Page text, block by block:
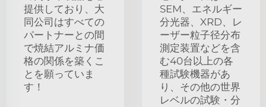
提供しており、大
同公司はすべての
パートナーとの間
で焼結アルミナ価
格の関係を築くこ
とを願っていま
す！
SEM、エネルギー
分光器、XRD、レ
ーザー粒子径分布
測定装置などを含
む40台以上の各
種試験機器があ
り、その他の世界
レベルの試験・分